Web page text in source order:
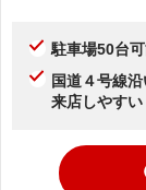
駐車場50台可
国道４号線
来店しやすい